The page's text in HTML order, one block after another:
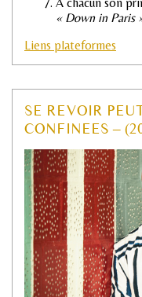
« Down in Paris
Liens plateformes
SE REVOIR
CONFINEES –